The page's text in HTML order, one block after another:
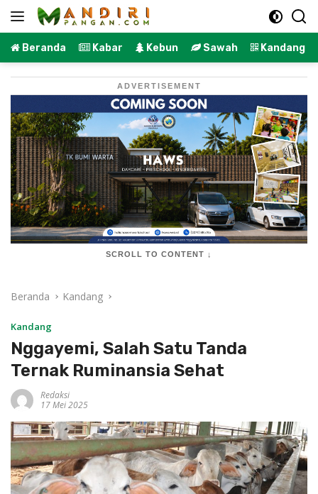
Langsung
Beranda Kabar Kebun Sawah Kandang
ADVERTISEMENT
SCROLL TO CONTENT ↓
Beranda Kandang
Kandang
Nggayemi, Salah Satu Tanda
Ternak Ruminansia Sehat
Redaksi
17 Mei 2025